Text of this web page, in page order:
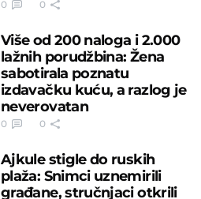
0 0
Više od 200 naloga i 2.000
lažnih porudžbina: Žena
sabotirala poznatu
izdavačku kuću, a razlog je
neverovatan
0 0
Ajkule stigle do ruskih
plaža: Snimci uznemirili
građane, stručnjaci otkrili